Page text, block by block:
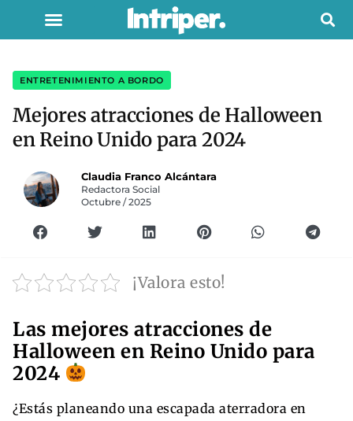
ENTRETENIMIENTO A BORDO
Mejores atracciones de Halloween
en Reino Unido para 2024
Claudia Franco Alcántara
Redactora Social
Octubre / 2025
¡Valora esto!
Las mejores atracciones de
Halloween en Reino Unido para
2024
¿Estás planeando una escapada aterradora en